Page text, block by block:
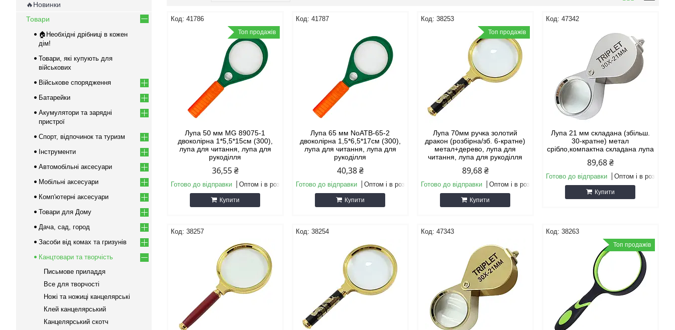
41786
Топ продажів
Лупа 50 мм MG 89075-1
двоколірна 1*5,5*15см (300),
лупа для читання, лупа для
рукоділля
36,55 ₴
Готово до відправки Оптом і в роздріб
Купити
41787
Лупа 65 мм NoАТВ-65-2
двоколірна 1,5*6,5*17см (300),
лупа для читання, лупа для
рукоділля
40,38 ₴
Готово до відправки Оптом і в роздріб
Купити
38253
Топ продажів
Лупа 70мм ручка золотий
дракон (розбірна/зб. 6-кратне)
метал+дерево, лупа для
читання, лупа для рукоділля
89,68 ₴
Готово до відправки Оптом і в роздріб
Купити
47342
Лупа 21 мм складана (збільш.
30-кратне) метал
срібло,компактна складана лупа
89,68 ₴
Готово до відправки Оптом і в роздріб
Купити
38257 38254 47343 38263
Топ продажів
🔥Новинки
Товари
🏠Необхідні дрібниці в кожен
дім!
Товари, які купують для
військових
Військове спорядження
Батарейки
Акумулятори та зарядні
пристрої
Спорт, відпочинок та туризм
Інструменти
Автомобільні аксесуари
Мобільні аксесуари
Комп'ютерні аксесуари
Товари для Дому
Дача, сад, город
Засоби від комах та гризунів
Канцтовари та творчість
Письмове приладдя
Все для творчості
Ножі та ножиці канцелярські
Клей канцелярський
Канцелярський скотч